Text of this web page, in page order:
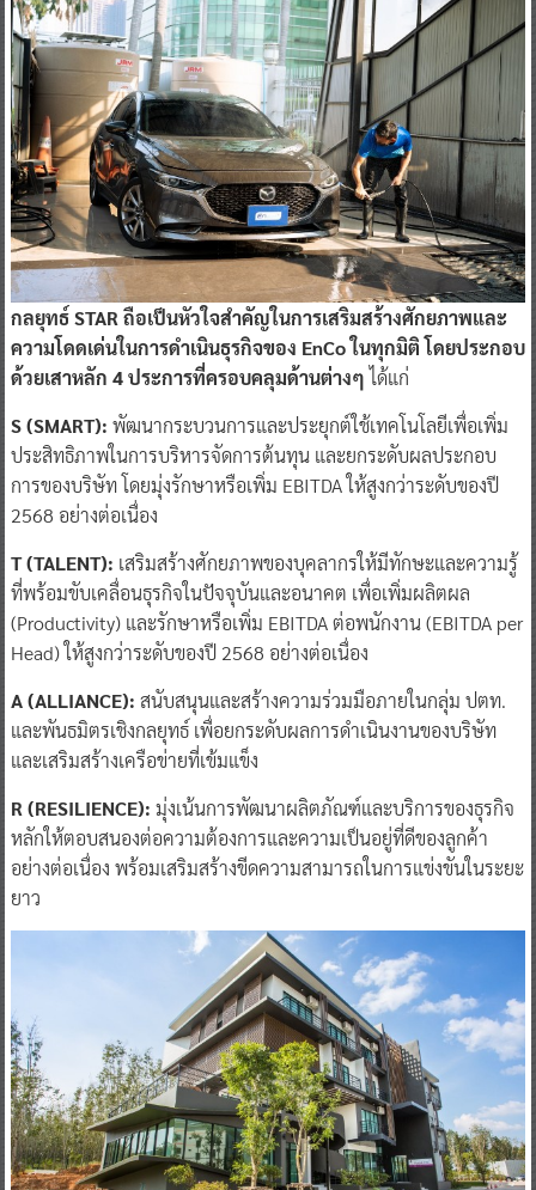
กลยุทธ์ STAR ถือเป็นหัวใจสำคัญในการเสริมสร้างศักยภาพและ
ความโดดเด่นในการดำเนินธุรกิจของ EnCo ในทุกมิติ โดยประกอบ
ด้วยเสาหลัก 4 ประการที่ครอบคลุมด้านต่างๆได้แก่
S (SMART): พัฒนากระบวนการและประยุกต์ใช้เทคโนโลยีเพื่อเพิ่ม
ประสิทธิภาพในการบริหารจัดการต้นทุน และยกระดับผลประกอบ
การของบริษัท โดยมุ่งรักษาหรือเพิ่ม EBITDA ให้สูงกว่าระดับของปี
2568 อย่างต่อเนื่อง
T (TALENT): เสริมสร้างศักยภาพของบุคลากรให้มีทักษะและความรู้
ที่พร้อมขับเคลื่อนธุรกิจในปัจจุบันและอนาคต เพื่อเพิ่มผลิตผล
(Productivity) และรักษาหรือเพิ่ม EBITDA ต่อพนักงาน (EBITDA per
Head) ให้สูงกว่าระดับของปี 2568 อย่างต่อเนื่อง
A (ALLIANCE): สนับสนุนและสร้างความร่วมมือภายในกลุ่ม ปตท.
และพันธมิตรเชิงกลยุทธ์ เพื่อยกระดับผลการดำเนินงานของบริษัท
และเสริมสร้างเครือข่ายที่เข้มแข็ง
R (RESILIENCE): มุ่งเน้นการพัฒนาผลิตภัณฑ์และบริการของธุรกิจ
หลักให้ตอบสนองต่อความต้องการและความเป็นอยู่ที่ดีของลูกค้า
อย่างต่อเนื่อง พร้อมเสริมสร้างขีดความสามารถในการแข่งขันในระยะ
ยาว